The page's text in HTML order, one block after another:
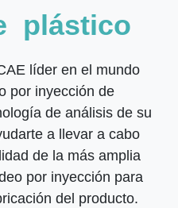
plástico
líder en el mundo
por inyección de
de análisis de su
a llevar a cabo
de la más amplia
por inyección para
del producto.